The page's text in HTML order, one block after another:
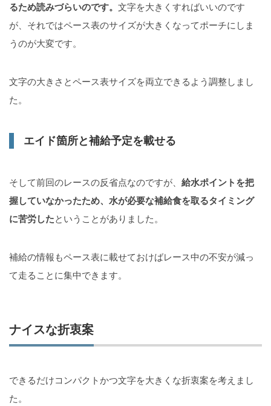
るため読みづらいのです。 文字を大きくすればいいのです
が、それではペース表のサイズが大きくなってポーチにしま
うのが大変です。
文字の大きさとペース表サイズを両立できるよう調整しまし
た。
エイド箇所と補給予定を載せる
そして前回のレースの反省点なのですが、 給水ポイントを把
握していなかったため、水が必要な補給食を取るタイミング
に苦労したということがありました。
補給の情報もペース表に載せておけばレース中の不安が減っ
て走ることに集中できます。
ナイスな折衷案
できるだけコンパクトかつ文字を大きくな折衷案を考えまし
た。